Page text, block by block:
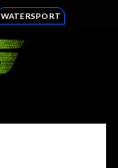
WATERSPORT